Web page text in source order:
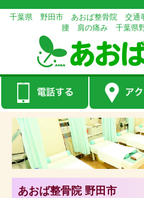
千葉県 野田市 あおば整骨院 交
腰 肩の痛み 千葉県野
あおば整骨院 野田市